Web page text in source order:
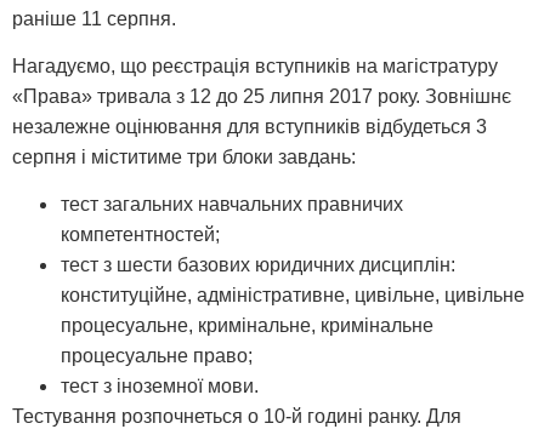
раніше 11 серпня.
Нагадуємо, що реєстрація вступників на магістратуру
«Права» тривала з 12 до 25 липня 2017 року. Зовнішнє
незалежне оцінювання для вступників відбудеться 3
серпня і міститиме три блоки завдань:
тест загальних навчальних правничих
компетентностей;
тест з шести базових юридичних дисциплін:
конституційне, адміністративне, цивільне, цивільне
процесуальне, кримінальне, кримінальне
процесуальне право;
тест з іноземної мови.
Тестування розпочнеться о 10-й годині ранку. Для